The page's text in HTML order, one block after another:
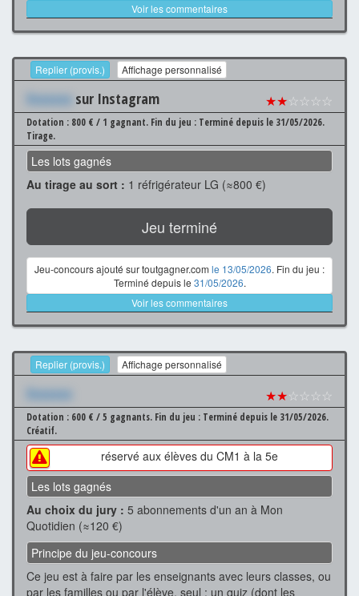
Voir les commentaires
Replier (provis.) Affichage personnalisé
Xxxxxxx sur Instagram ★★☆☆☆☆
Dotation : 800 € / 1 gagnant. Fin du jeu : Terminé depuis le 31/05/2026.
Tirage.
Les lots gagnés
Au tirage au sort : 1 réfrigérateur LG (≈800 €)
Jeu terminé
Jeu-concours ajouté sur toutgagner.com le 13/05/2026. Fin du jeu :
Terminé depuis le 31/05/2026.
Voir les commentaires
Replier (provis.) Affichage personnalisé
Xxxxxxx ★★☆☆☆☆
Dotation : 600 € / 5 gagnants. Fin du jeu : Terminé depuis le 31/05/2026.
Créatif.
réservé aux élèves du CM1 à la 5e
Les lots gagnés
Au choix du jury : 5 abonnements d'un an à Mon
Quotidien (≈120 €)
Principe du jeu-concours
Ce jeu est à faire par les enseignants avec leurs classes, ou
par les familles ou par l'élève, seul : un quiz (dont les